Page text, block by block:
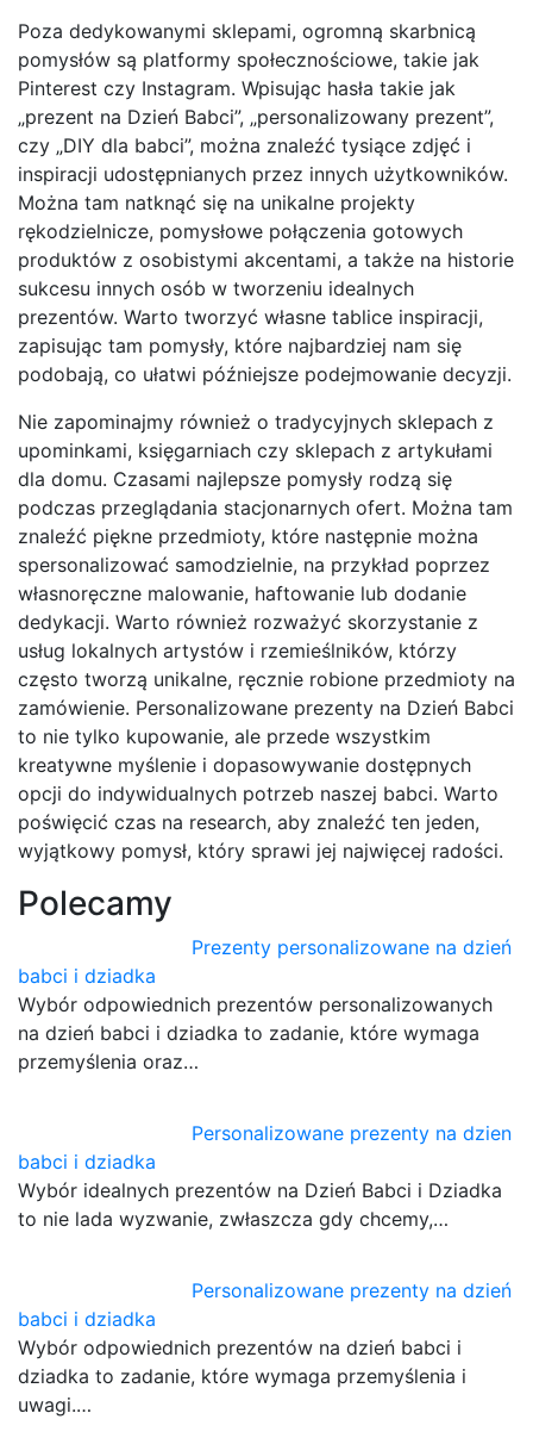
Poza dedykowanymi sklepami, ogromną skarbnicą
pomysłów są platformy społecznościowe, takie jak
Pinterest czy Instagram. Wpisując hasła takie jak
„prezent na Dzień Babci”, „personalizowany prezent”,
czy „DIY dla babci”, można znaleźć tysiące zdjęć i
inspiracji udostępnianych przez innych użytkowników.
Można tam natknąć się na unikalne projekty
rękodzielnicze, pomysłowe połączenia gotowych
produktów z osobistymi akcentami, a także na historie
sukcesu innych osób w tworzeniu idealnych
prezentów. Warto tworzyć własne tablice inspiracji,
zapisując tam pomysły, które najbardziej nam się
podobają, co ułatwi późniejsze podejmowanie decyzji.
Nie zapominajmy również o tradycyjnych sklepach z
upominkami, księgarniach czy sklepach z artykułami
dla domu. Czasami najlepsze pomysły rodzą się
podczas przeglądania stacjonarnych ofert. Można tam
znaleźć piękne przedmioty, które następnie można
spersonalizować samodzielnie, na przykład poprzez
własnoręczne malowanie, haftowanie lub dodanie
dedykacji. Warto również rozważyć skorzystanie z
usług lokalnych artystów i rzemieślników, którzy
często tworzą unikalne, ręcznie robione przedmioty na
zamówienie. Personalizowane prezenty na Dzień Babci
to nie tylko kupowanie, ale przede wszystkim
kreatywne myślenie i dopasowywanie dostępnych
opcji do indywidualnych potrzeb naszej babci. Warto
poświęcić czas na research, aby znaleźć ten jeden,
wyjątkowy pomysł, który sprawi jej najwięcej radości.
Polecamy
Prezenty personalizowane na dzień
babci i dziadka
Wybór odpowiednich prezentów personalizowanych
na dzień babci i dziadka to zadanie, które wymaga
przemyślenia oraz…
Personalizowane prezenty na dzien
babci i dziadka
Wybór idealnych prezentów na Dzień Babci i Dziadka
to nie lada wyzwanie, zwłaszcza gdy chcemy,…
Personalizowane prezenty na dzień
babci i dziadka
Wybór odpowiednich prezentów na dzień babci i
dziadka to zadanie, które wymaga przemyślenia i
uwagi.…